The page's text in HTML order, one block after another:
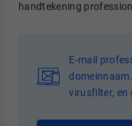
handtekening
E-mail
virusfilter, en